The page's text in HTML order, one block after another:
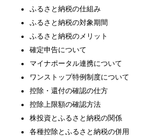
ふるさと納税の仕組み
ふるさと納税の対象期間
ふるさと納税のメリット
確定申告について
マイナポータル連携について
ワンストップ特例制度について
控除・還付の確認の仕方
控除上限額の確認方法
株投資とふるさと納税の関係
各種控除とふるさと納税の併用